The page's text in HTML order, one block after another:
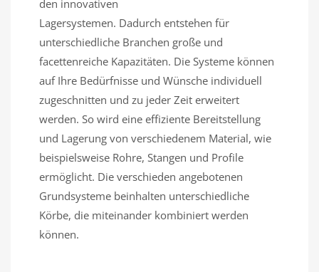
den innovativen
Lagersystemen. Dadurch entstehen für
unterschiedliche Branchen große und
facettenreiche Kapazitäten. Die Systeme können
auf Ihre Bedürfnisse und Wünsche individuell
zugeschnitten und zu jeder Zeit erweitert
werden. So wird eine effiziente Bereitstellung
und Lagerung von verschiedenem Material, wie
beispielsweise Rohre, Stangen und Profile
ermöglicht. Die verschieden angebotenen
Grundsysteme beinhalten unterschiedliche
Körbe, die miteinander kombiniert werden
können.